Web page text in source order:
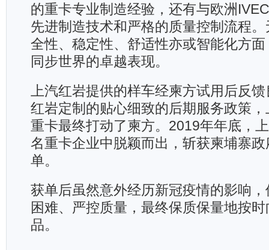
的重卡专业制造经验，还有与欧洲
先进制造技术和严格的质量控制流程
全性、稳定性、舒适性亦或智能化方
同步世界的卓越表现。
上汽红岩提供的样车经柬方试用后反
红岩定制的贴心细致的后期服务政策
重卡最终打动了柬方。2019年年底，
名重卡企业中脱颖而出，斩获柬埔寨
单。
获单后虽然意外经历新冠疫情的影响
困难、严控质量，最终保质保量地按
品。